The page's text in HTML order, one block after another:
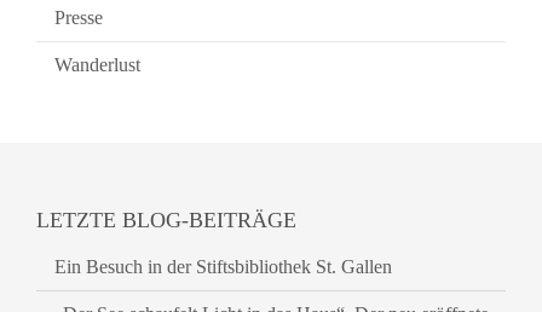
Presse
Wanderlust
LETZTE BLOG-BEITRÄGE
Ein Besuch in der Stiftsbibliothek St. Gallen